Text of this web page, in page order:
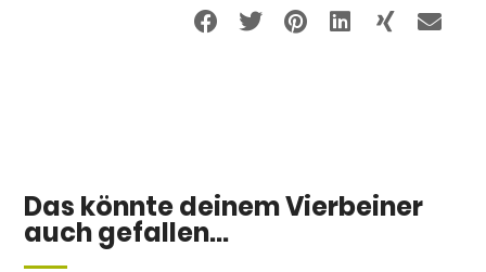
Das könnte deinem Vierbeiner
auch gefallen...